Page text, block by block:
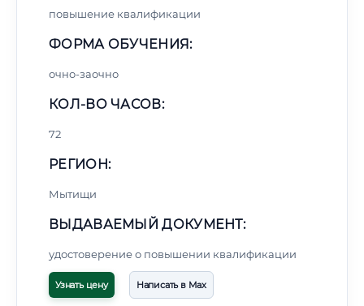
повышение квалификации
ФОРМА ОБУЧЕНИЯ:
очно-заочно
КОЛ-ВО ЧАСОВ:
72
РЕГИОН:
Мытищи
ВЫДАВАЕМЫЙ ДОКУМЕНТ:
удостоверение о повышении квалификации
Узнать цену Написать в Max